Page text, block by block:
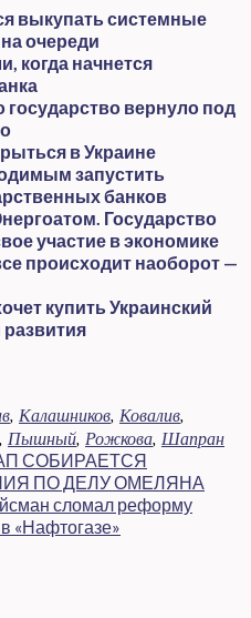
выкупать системные
очереди
когда начнется
государство вернуло под
в Украине
запустить
банков
Государство
участие в экономике
происходит наоборот —
купить Украинский
развития
, Калашников, Ковалив,
, Пышный, Рожкова, Шапран
СОБИРАЕТСЯ
ПО ДЕЛУ ОМЕЛЯНА
сломал реформу
«Нафтогазе»